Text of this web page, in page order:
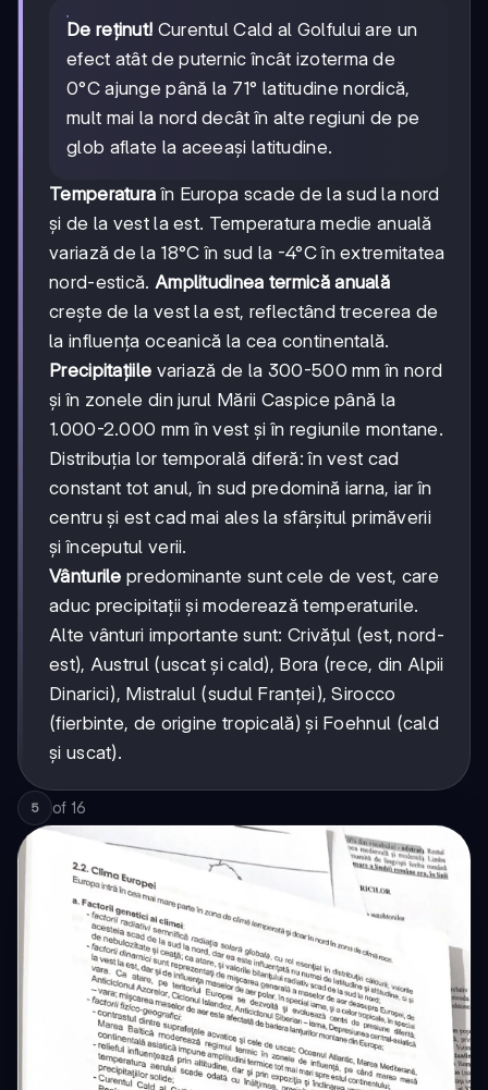
De reținut! Curentul Cald al Golfului are un
efect atât de puternic încât izoterma de
0°C ajunge până la 71° latitudine nordică,
mult mai la nord decât în alte regiuni de pe
glob aflate la aceeași latitudine.
Temperatura în Europa scade de la sud la nord
și de la vest la est. Temperatura medie anuală
variază de la 18°C în sud la -4°C în extremitatea
nord-estică. Amplitudinea termică anuală
crește de la vest la est, reflectând trecerea de
la influența oceanică la cea continentală.
Precipitațiile variază de la 300-500 mm în nord
și în zonele din jurul Mării Caspice până la
1.000-2.000 mm în vest și în regiunile montane.
Distribuția lor temporală diferă: în vest cad
constant tot anul, în sud predomină iarna, iar în
centru și est cad mai ales la sfârșitul primăverii
și începutul verii.
Vânturile predominante sunt cele de vest, care
aduc precipitații și moderează temperaturile.
Alte vânturi importante sunt: Crivățul (est, nord-
est), Austrul (uscat și cald), Bora (rece, din Alpii
Dinarici), Mistralul (sudul Franței), Sirocco
(fierbinte, de origine tropicală) și Foehnul (cald
și uscat).
5 of 16